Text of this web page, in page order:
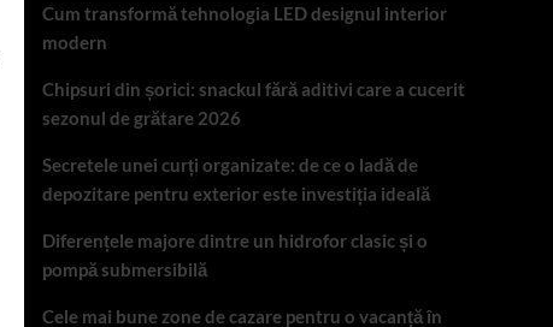
Cum transformă tehnologia LED designul interior
modern
Chipsuri din șorici: snackul fără aditivi care a cucerit
sezonul de grătare 2026
Secretele unei curți organizate: de ce o ladă de
depozitare pentru exterior este investiția ideală
Diferențele majore dintre un hidrofor clasic și o
pompă submersibilă
Cele mai bune zone de cazare pentru o vacanță în